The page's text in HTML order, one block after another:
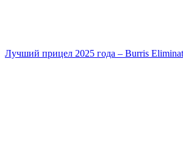
Лучший прицел 2025 года – Burris